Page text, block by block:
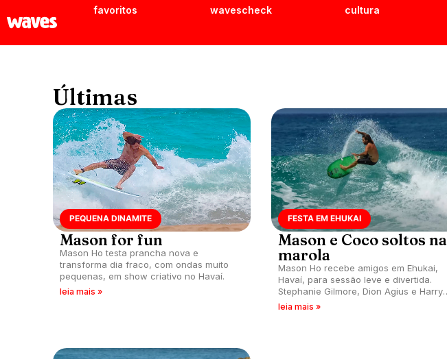
favoritos wavescheck cultura
Últimas
PEQUENA DINAMITE
Mason for fun
Mason Ho testa prancha nova e
transforma dia fraco, com ondas muito
pequenas, em show criativo no Havaí.
leia mais »
FESTA EM EHUKAI
Mason e Coco soltos na
marola
Mason Ho recebe amigos em Ehukai,
Havaí, para sessão leve e divertida.
Stephanie Gilmore, Dion Agius e Harry
Bryant entram na dança havaiana.
leia mais »